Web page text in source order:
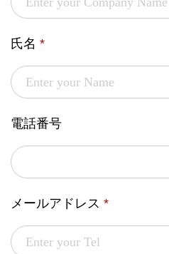
氏名 *
電話番号
メールアドレス *